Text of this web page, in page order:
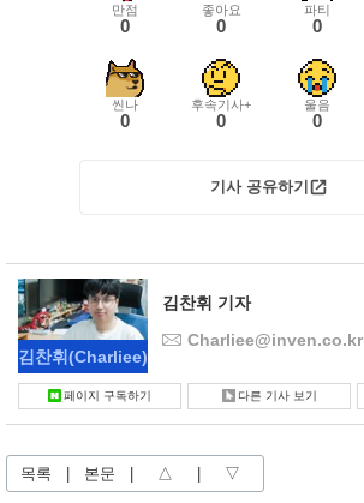
만점
0
좋아요
0
파티
0
씬나
0
후속기사+
0
울음
0
기사 공유하기
김찬휘(Charliee)
김찬휘 기자
Charliee@inven.co.kr
페이지 구독하기 다른 기사 보기
목록 본문 △ ▽